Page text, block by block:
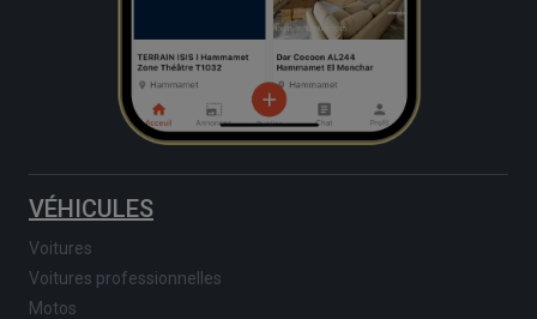
VÉHICULES
Voitures
Voitures professionnelles
Motos